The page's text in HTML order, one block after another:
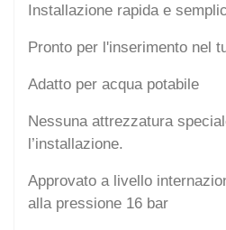
Installazione rapida e
Pronto per l'inserimento nel
Adatto per acqua potabile
Nessuna attrezzatura
l’installazione.
Approvato a livello
alla pressione 16 bar